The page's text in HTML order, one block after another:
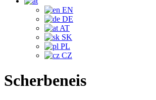
EN
DE
AT
SK
PL
CZ
Scherbeneis